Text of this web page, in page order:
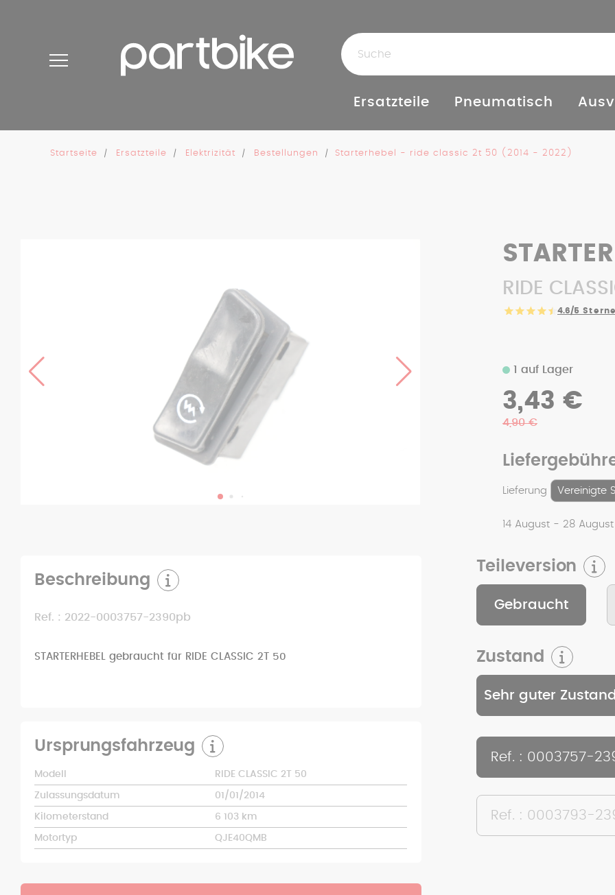
Ersatzteile Pneumatisch
Startseite Ersatzteile Elektrizität Bestellungen Starterhebel - ride classic 2t 50 (2014 - 2022)
RIDE
4.6/5
Lieferung
14 August - 28 August
1 auf Lager
3,43 €
4,90 €
Teileversion
Gebraucht
Zustand
Sehr guter Zustand
Ref. : 0003757-
Ref. : 0003793-
Beschreibung
Ref. : 2022-0003757-2390pb
STARTERHEBEL gebraucht für RIDE CLASSIC 2T 50
Ursprungsfahrzeug
Modell RIDE CLASSIC 2T 50
Zulassungsdatum 01/01/2014
Kilometerstand 6 103 km
Motortyp QJE40QMB